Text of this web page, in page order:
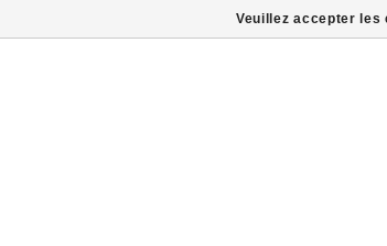
Veuillez accepter